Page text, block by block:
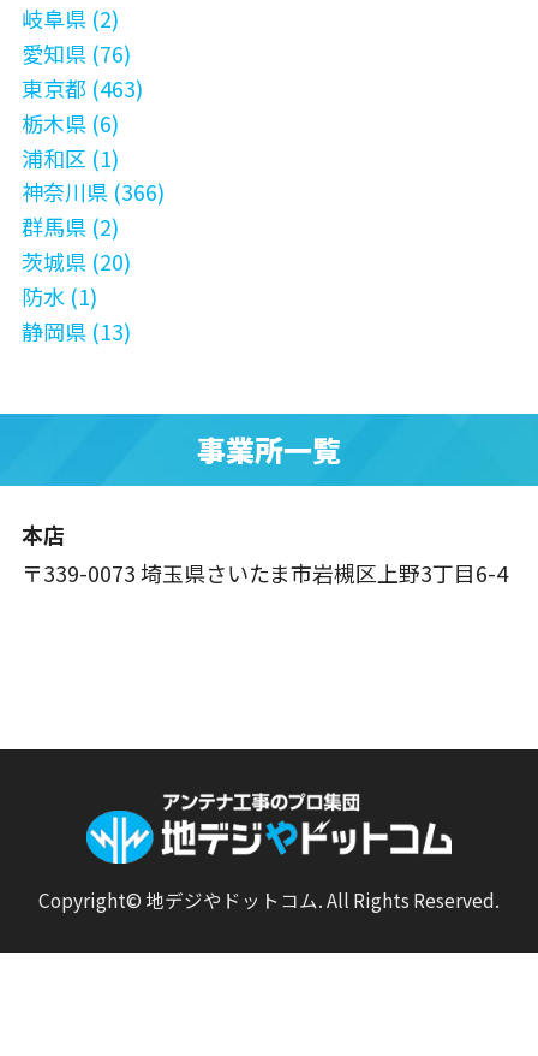
岐阜県 (2)
愛知県 (76)
東京都 (463)
栃木県 (6)
浦和区 (1)
神奈川県 (366)
群馬県 (2)
茨城県 (20)
防水 (1)
静岡県 (13)
事業所一覧
本店
〒339-0073 埼玉県さいたま市岩槻区上野3丁目6-4
Copyright© 地デジやドットコム. All Rights Reserved.